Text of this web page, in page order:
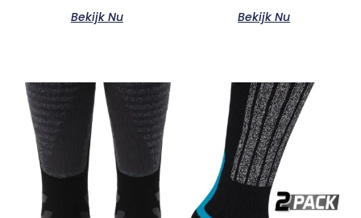
Bekijk Nu Bekijk Nu